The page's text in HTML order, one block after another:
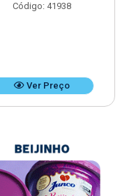
Código: 41938
Ver Preço